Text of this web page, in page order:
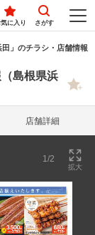
に入り さがす
田」のチラシ・店舗情報
島根県浜
店舗詳細
1/2
拡大